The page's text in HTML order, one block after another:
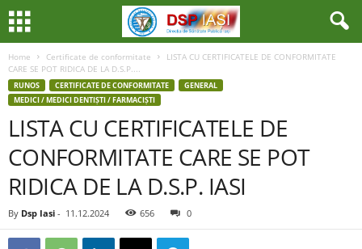
Home Certificate de conformitate
LISTA CU CERTIFICATELE DE CONFORMITATE
CARE SE POT RIDICA DE LA D.S.P....
RUNOS CERTIFICATE DE CONFORMITATE
GENERAL
MEDICI / MEDICI DENTIȘTI / FARMACIȘTI
LISTA CU CERTIFICATELE DE
CONFORMITATE CARE SE POT
RIDICA DE LA D.S.P. IASI
By Dsp Iasi - 11.12.2024 656 0